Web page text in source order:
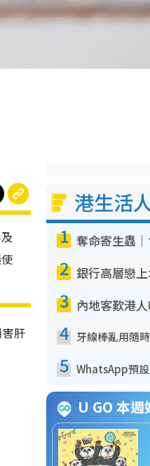
肝
港生活
1
2
3
4
5
U GO 本週